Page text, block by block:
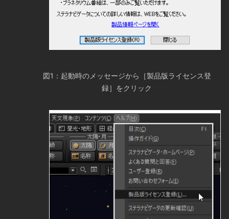
図1：起動時のメッセージから［製品版ライセンス登
録］をクリック